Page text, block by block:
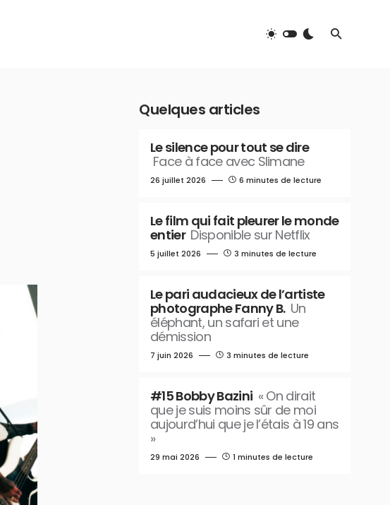
Quelques articles
Le silence pour tout se dire
Face à face avec Slimane
26 juillet 2026 6 minutes de lecture
Le film qui fait pleurer le monde
entier Disponible sur Netflix
5 juillet 2026 3 minutes de lecture
Le pari audacieux de l’artiste
photographe Fanny B. Un
éléphant, un safari et une
démission
7 juin 2026 3 minutes de lecture
#15 Bobby Bazini « On dirait
que je suis moins sûr de moi
aujourd’hui que je l’étais à 19 ans
»
29 mai 2026 1 minutes de lecture